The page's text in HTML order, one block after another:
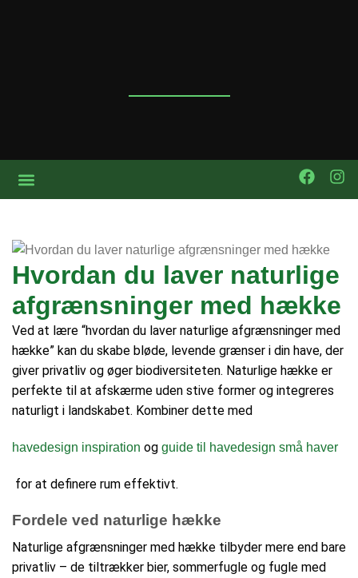
Hvordan du laver naturlige
afgrænsninger med hække
Ved at lære “hvordan du laver naturlige afgrænsninger med
hække” kan du skabe bløde, levende grænser i din have, der
giver privatliv og øger biodiversiteten. Naturlige hække er
perfekte til at afskærme uden stive former og integreres
naturligt i landskabet. Kombiner dette med
havedesign inspiration og guide til havedesign små haver
for at definere rum effektivt.
Fordele ved naturlige hække
Naturlige afgrænsninger med hække tilbyder mere end bare
privatliv – de tiltrækker bier, sommerfugle og fugle med